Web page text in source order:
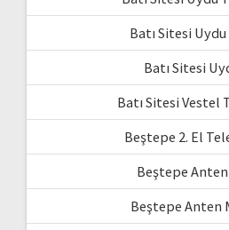
Batı Sitesi
Batı Sitesi
Batı Sitesi Vestel
Beştepe 2. El
Beştepe Anten
Beştepe Anten